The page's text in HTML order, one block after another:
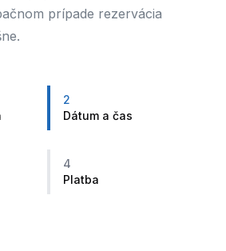
prípade rezervácia
2
Dátum a čas
4
Platba